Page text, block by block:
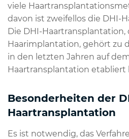
viele
davon ist zweifellos die DHI-
Die DHI-Haartransplantation,
Haarimplantation, gehört zu
in den letzten Jahren auf
Haartransplantation etabliert
Besonderheiten der
Haartransplantation
Es ist notwendig, das